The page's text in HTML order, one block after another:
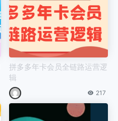
拼多多年卡会员全链路运营逻
辑
217